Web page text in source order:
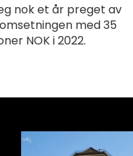
nok et år preget av
med 35
NOK i 2022.